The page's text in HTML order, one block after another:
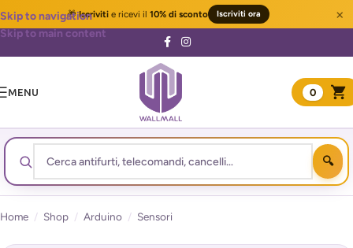
🎁Iscrivitie ricevi il 10% di sconto Iscriviti ora ×
Skip to navigation
Skip to main content
MENU 0
Home / Shop / Arduino / Sensori